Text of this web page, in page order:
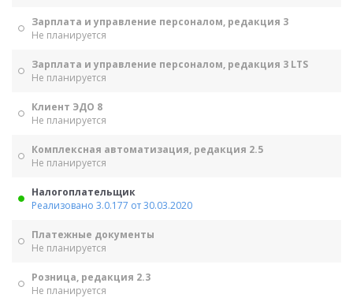
Зарплата и управление персоналом, редакция 3
Не планируется
Зарплата и управление персоналом, редакция 3 LTS
Не планируется
Клиент ЭДО 8
Не планируется
Комплексная автоматизация, редакция 2.5
Не планируется
Налогоплательщик
Реализовано 3.0.177 от 30.03.2020
Платежные документы
Не планируется
Розница, редакция 2.3
Не планируется